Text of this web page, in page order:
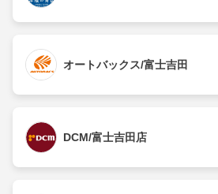
オートバックス/富士吉田
DCM/富士吉田店